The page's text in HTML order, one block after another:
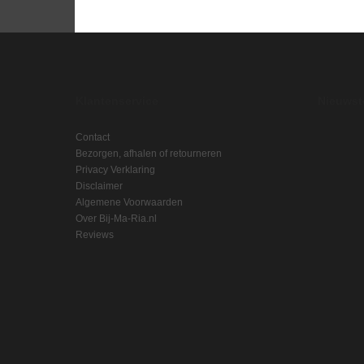
Contact
Bezorgen, afhalen of retourneren
Privacy Verklaring
Disclaimer
Algemene Voorwaarden
Over Bij-Ma-Ria.nl
Reviews